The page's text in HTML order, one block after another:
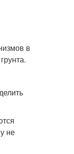
в
не